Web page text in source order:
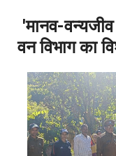
'मानव-
वन विभाग का